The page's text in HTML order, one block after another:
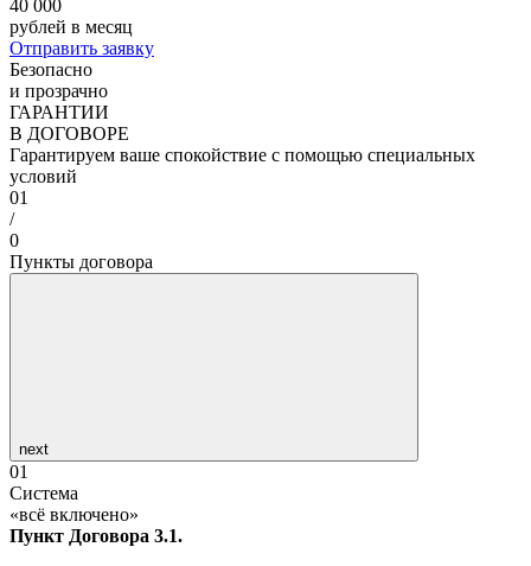
40 000
рублей в месяц
Отправить заявку
Безопасно
и прозрачно
ГАРАНТИИ
В ДОГОВОРЕ
Гарантируем ваше спокойствие с помощью специальных
условий
01
/
0
Пункты договора
next
01
Система
«всё включено»
Пункт Договора 3.1.